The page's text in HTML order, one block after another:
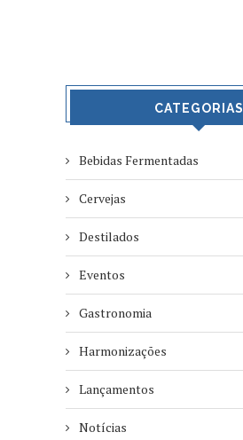
CATEGORIAS
Bebidas Fermentadas
Cervejas
Destilados
Eventos
Gastronomia
Harmonizações
Lançamentos
Notícias